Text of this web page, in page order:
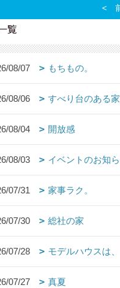
覧
08/07 もちもの。
08/06 すべり台のある家
08/04 開放感
08/03 イベントのお知ら
07/31 家事ラク。
07/30 総社の家
07/28 モデルハウスは
07/27 真夏